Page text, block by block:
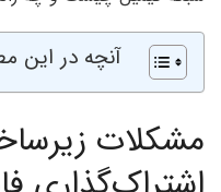
آنچه در این
مشکلات